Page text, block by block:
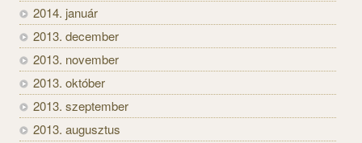
2014. január
2013. december
2013. november
2013. október
2013. szeptember
2013. augusztus